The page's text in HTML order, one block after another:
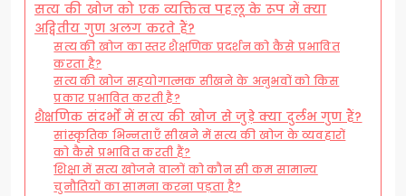
सत्य की खोज को एक व्यक्तित्व पहलू के रूप में क्या
अद्वितीय गुण अलग करते हैं?
सत्य की खोज का स्तर शैक्षणिक प्रदर्शन को कैसे प्रभावित
करता है?
सत्य की खोज सहयोगात्मक सीखने के अनुभवों को किस
प्रकार प्रभावित करती है?
शैक्षणिक संदर्भों में सत्य की खोज से जुड़े क्या दुर्लभ गुण हैं?
सांस्कृतिक भिन्नताएँ सीखने में सत्य की खोज के व्यवहारों
को कैसे प्रभावित करती हैं?
शिक्षा में सत्य खोजने वालों को कौन सी कम सामान्य
चुनौतियों का सामना करना पड़ता है?